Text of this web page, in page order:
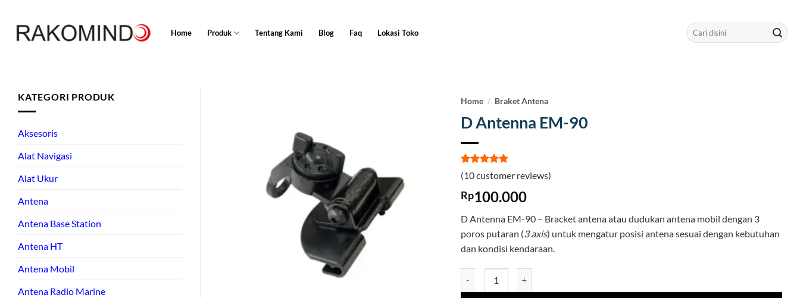
content
Home Produk Tentang Kami Blog Faq Lokasi Toko
Search
for:
KATEGORI PRODUK
Aksesoris
Alat Navigasi
Alat Ukur
Antena
Antena Base Station
Antena HT
Antena Mobil
Antena Radio Marine
Home / Braket Antena
D Antenna EM-90
Rated5
out of 5
based on
10
customer
(10customer reviews)
Rp100.000
D Antenna EM-90 – Bracket antena atau dudukan antena mobil dengan 3
poros putaran (3 axis) untuk mengatur posisi antena sesuai dengan kebutuhan
dan kondisi kendaraan.